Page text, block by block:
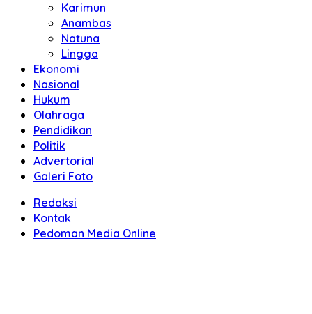
Karimun
Anambas
Natuna
Lingga
Ekonomi
Nasional
Hukum
Olahraga
Pendidikan
Politik
Advertorial
Galeri Foto
Redaksi
Kontak
Pedoman Media Online